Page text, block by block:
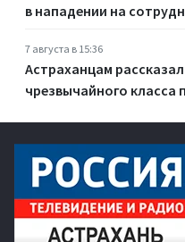
в нападении на
7 августа в 15:36
Астраханцам
чрезвычайного